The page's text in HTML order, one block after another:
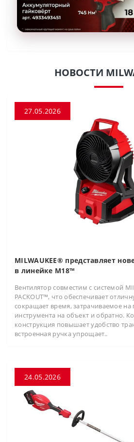
НОВОСТИ
27.05.2026
MILWAUKEE® представляет
в линейке M18™
Вентилятор совместим с системой
PACKOUT™, что обеспечивает
сокращает время, затрачиваемое на
инструмента на объект и обратно.
конструкция повышает удобство
встроенная ручка упрощает..
24.05.2026